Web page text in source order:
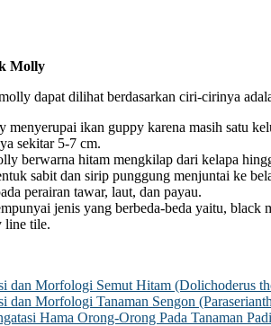
Molly
dapat dilihat berdasarkan ciri-cirinya
menyerupai ikan guppy karena masih satu
sekitar 5-7 cm.
berwarna hitam mengkilap dari kelapa
sabit dan sirip punggung menjuntai ke
perairan tawar, laut, dan payau.
jenis yang berbeda-beda yaitu,
line tile.
dan Morfologi Semut Hitam (Dolichoderus
dan Morfologi Tanaman Sengon
Hama Orong-Orong Pada Tanaman Padi